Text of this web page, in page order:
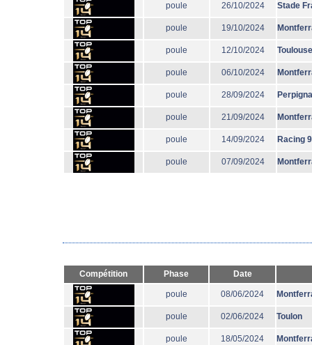
poule 26/10/2024 Stade
poule 19/10/2024
poule 12/10/2024 Toulouse
poule 06/10/2024
poule 28/09/2024
poule 21/09/2024
poule 14/09/2024 Racing
poule 07/09/2024
Compétition Phase Date
poule 08/06/2024
poule 02/06/2024 Toulon
poule 18/05/2024